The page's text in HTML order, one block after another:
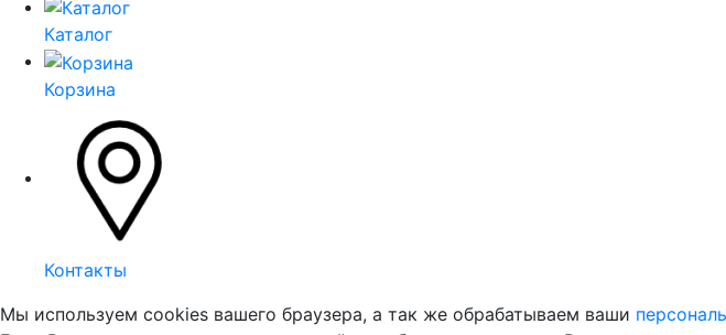
Каталог
Корзина
Контакты
Мы используем cookies вашего браузера, а так же обрабатываем ваши